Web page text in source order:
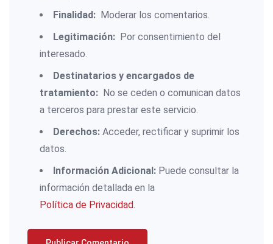
Finalidad: Moderar los comentarios.
Legitimación: Por consentimiento del
interesado.
Destinatarios y encargados de
tratamiento: No se ceden o comunican datos
a terceros para prestar este servicio.
Derechos: Acceder, rectificar y suprimir los
datos.
Información Adicional: Puede consultar la
información detallada en la
Política de Privacidad.